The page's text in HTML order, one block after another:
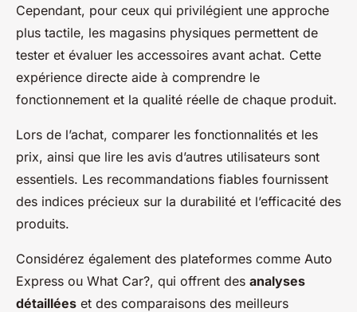
Cependant, pour ceux qui privilégient une approche
plus tactile, les magasins physiques permettent de
tester et évaluer les accessoires avant achat. Cette
expérience directe aide à comprendre le
fonctionnement et la qualité réelle de chaque produit.
Lors de l’achat, comparer les fonctionnalités et les
prix, ainsi que lire les avis d’autres utilisateurs sont
essentiels. Les recommandations fiables fournissent
des indices précieux sur la durabilité et l’efficacité des
produits.
Considérez également des plateformes comme Auto
Express ou What Car?, qui offrent des analyses
détaillées et des comparaisons des meilleurs